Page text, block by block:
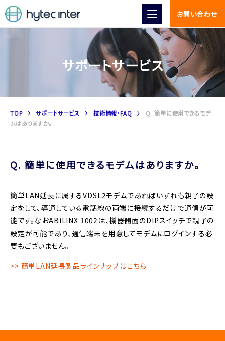
お問い合わせ
サポートサービス
TOP サポートサービス 技術情報・FAQ
Q. 簡単に使用できるモデ
ムはありますか。
Q. 簡単に使用できるモデムはありますか。
簡単LAN延長に属するVDSL2モデムであればいずれも親子の設
定をして、導通している電話線の両端に接続するだけで通信が可
能です。なおABiLINX 1002は、機器側面のDIPスイッチで親子の
設定が可能であり、通信端末を用意してモデムにログインする必
要もございません。
>> 簡単LAN延長製品ラインナップはこちら